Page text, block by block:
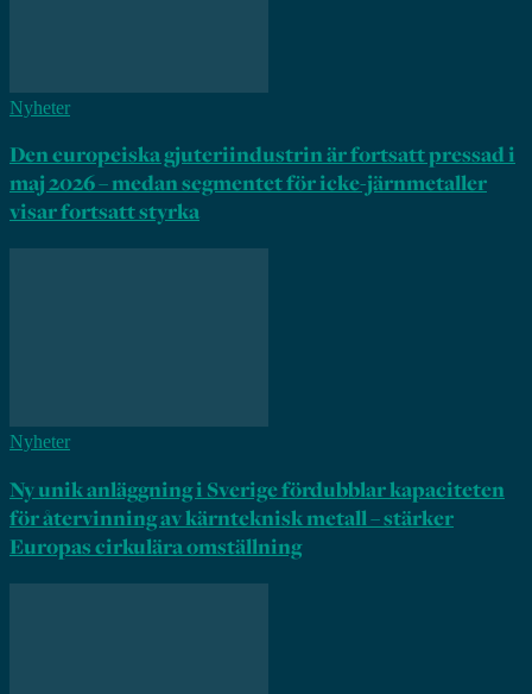
Nyheter
Den europeiska gjuteriindustrin är fortsatt pressad i
maj 2026 – medan segmentet för icke-järnmetaller
visar fortsatt styrka
Nyheter
Ny unik anläggning i Sverige fördubblar kapaciteten
för återvinning av kärnteknisk metall – stärker
Europas cirkulära omställning